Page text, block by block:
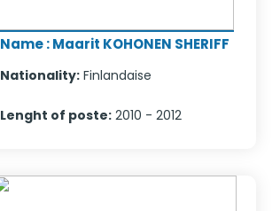
Name:Maarit KOHONEN SHERIFF
Nationality: Finlandaise
Lenght of poste: 2010 - 2012